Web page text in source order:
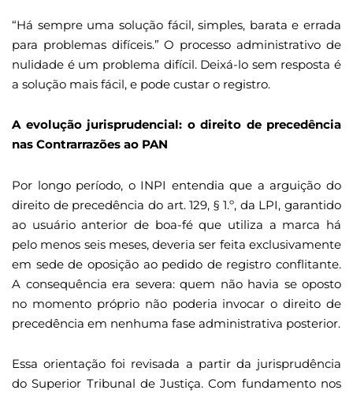
“Há sempre uma solução fácil, simples, barata e errada
para problemas difíceis.” O processo administrativo de
nulidade é um problema difícil. Deixá-lo sem resposta é
a solução mais fácil, e pode custar o registro.
A evolução jurisprudencial: o direito de precedência
nas Contrarrazões ao PAN
Por longo período, o INPI entendia que a arguição do
direito de precedência do art. 129, § 1.º, da LPI, garantido
ao usuário anterior de boa-fé que utiliza a marca há
pelo menos seis meses, deveria ser feita exclusivamente
em sede de oposição ao pedido de registro conflitante.
A consequência era severa: quem não havia se oposto
no momento próprio não poderia invocar o direito de
precedência em nenhuma fase administrativa posterior.
Essa orientação foi revisada a partir da jurisprudência
do Superior Tribunal de Justiça. Com fundamento nos